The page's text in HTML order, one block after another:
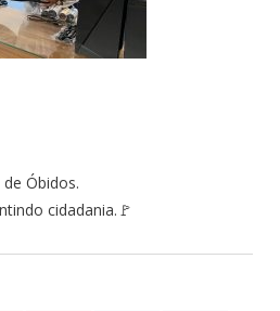
Óbidos.
cidadania.🚩